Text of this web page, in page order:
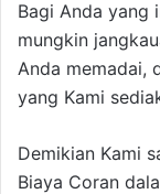
Bagi Anda yang
mungkin
Anda memadai,
yang Kami
Demikian Kami
Biaya Coran